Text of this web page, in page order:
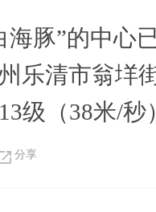
海豚”的中心
乐清市翁垟
级（38米/秒
分享